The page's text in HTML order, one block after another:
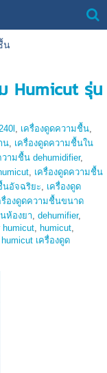
น
Humicut รุ่น
, เครื่องดูดความชื้น,
น, เครื่องดูดความชื้นใน
วามชื้น dehumidifier,
, เครื่องดูดความชื้น
นอัจฉริยะ, เครื่องดูด
รื่องดูดความชื้นขนาด
ห้องยา, dehumifier,
humicut, humicut,
humicut เครื่องดูด